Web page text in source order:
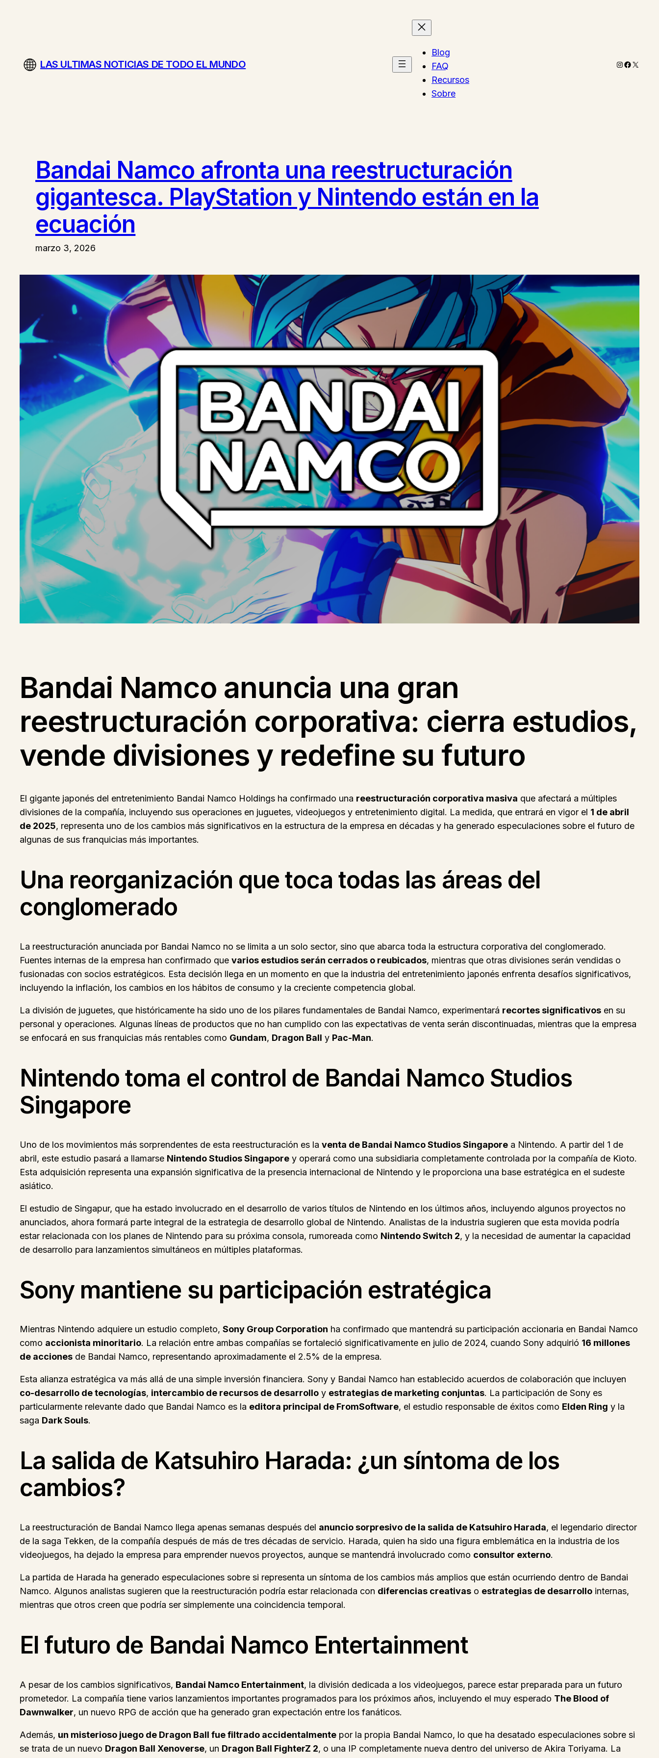
LAS ULTIMAS NOTICIAS DE TODO EL MUNDO
Blog
FAQ
Recursos
Sobre
Instagram
X
Bandai Namco afronta una reestructuración
gigantesca. PlayStation y Nintendo están en la
ecuación
marzo 3, 2026
Bandai Namco anuncia una gran
reestructuración corporativa: cierra estudios,
vende divisiones y redefine su futuro
El gigante japonés del entretenimiento Bandai Namco Holdings ha confirmado una reestructuración corporativa masiva que afectará a múltiples
divisiones de la compañía, incluyendo sus operaciones en juguetes, videojuegos y entretenimiento digital. La medida, que entrará en vigor el 1 de abril
de 2025, representa uno de los cambios más significativos en la estructura de la empresa en décadas y ha generado especulaciones sobre el futuro de
algunas de sus franquicias más importantes.
Una reorganización que toca todas las áreas del
conglomerado
La reestructuración anunciada por Bandai Namco no se limita a un solo sector, sino que abarca toda la estructura corporativa del conglomerado.
Fuentes internas de la empresa han confirmado que varios estudios serán cerrados o reubicados, mientras que otras divisiones serán vendidas o
fusionadas con socios estratégicos. Esta decisión llega en un momento en que la industria del entretenimiento japonés enfrenta desafíos significativos,
incluyendo la inflación, los cambios en los hábitos de consumo y la creciente competencia global.
La división de juguetes, que históricamente ha sido uno de los pilares fundamentales de Bandai Namco, experimentará recortes significativos en su
personal y operaciones. Algunas líneas de productos que no han cumplido con las expectativas de venta serán discontinuadas, mientras que la empresa
se enfocará en sus franquicias más rentables como Gundam, Dragon Ball y Pac-Man.
Nintendo toma el control de Bandai Namco Studios
Singapore
Uno de los movimientos más sorprendentes de esta reestructuración es la venta de Bandai Namco Studios Singapore a Nintendo. A partir del 1 de
abril, este estudio pasará a llamarse Nintendo Studios Singapore y operará como una subsidiaria completamente controlada por la compañía de Kioto.
Esta adquisición representa una expansión significativa de la presencia internacional de Nintendo y le proporciona una base estratégica en el sudeste
asiático.
El estudio de Singapur, que ha estado involucrado en el desarrollo de varios títulos de Nintendo en los últimos años, incluyendo algunos proyectos no
anunciados, ahora formará parte integral de la estrategia de desarrollo global de Nintendo. Analistas de la industria sugieren que esta movida podría
estar relacionada con los planes de Nintendo para su próxima consola, rumoreada como Nintendo Switch 2, y la necesidad de aumentar la capacidad
de desarrollo para lanzamientos simultáneos en múltiples plataformas.
Sony mantiene su participación estratégica
Mientras Nintendo adquiere un estudio completo, Sony Group Corporation ha confirmado que mantendrá su participación accionaria en Bandai Namco
como accionista minoritario. La relación entre ambas compañías se fortaleció significativamente en julio de 2024, cuando Sony adquirió 16 millones
de acciones de Bandai Namco, representando aproximadamente el 2.5% de la empresa.
Esta alianza estratégica va más allá de una simple inversión financiera. Sony y Bandai Namco han establecido acuerdos de colaboración que incluyen
co-desarrollo de tecnologías, intercambio de recursos de desarrollo y estrategias de marketing conjuntas. La participación de Sony es
particularmente relevante dado que Bandai Namco es la editora principal de FromSoftware, el estudio responsable de éxitos como Elden Ring y la
saga Dark Souls.
La salida de Katsuhiro Harada: ¿un síntoma de los
cambios?
La reestructuración de Bandai Namco llega apenas semanas después del anuncio sorpresivo de la salida de Katsuhiro Harada, el legendario director
de la saga Tekken, de la compañía después de más de tres décadas de servicio. Harada, quien ha sido una figura emblemática en la industria de los
videojuegos, ha dejado la empresa para emprender nuevos proyectos, aunque se mantendrá involucrado como consultor externo.
La partida de Harada ha generado especulaciones sobre si representa un síntoma de los cambios más amplios que están ocurriendo dentro de Bandai
Namco. Algunos analistas sugieren que la reestructuración podría estar relacionada con diferencias creativas o estrategias de desarrollo internas,
mientras que otros creen que podría ser simplemente una coincidencia temporal.
El futuro de Bandai Namco Entertainment
A pesar de los cambios significativos, Bandai Namco Entertainment, la división dedicada a los videojuegos, parece estar preparada para un futuro
prometedor. La compañía tiene varios lanzamientos importantes programados para los próximos años, incluyendo el muy esperado The Blood of
Dawnwalker, un nuevo RPG de acción que ha generado gran expectación entre los fanáticos.
Además, un misterioso juego de Dragon Ball fue filtrado accidentalmente por la propia Bandai Namco, lo que ha desatado especulaciones sobre si
se trata de un nuevo Dragon Ball Xenoverse, un Dragon Ball FighterZ 2, o una IP completamente nueva dentro del universo de Akira Toriyama. La